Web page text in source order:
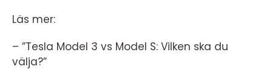
Läs mer:
– ”Tesla Model 3 vs Model S: Vilken ska du
välja?”